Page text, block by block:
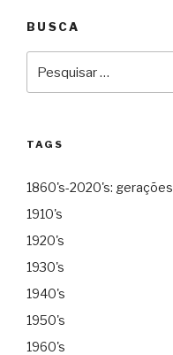
BUSCA
TAGS
1860's-2020's: gerações
1910's
1920's
1930's
1940's
1950's
1960's